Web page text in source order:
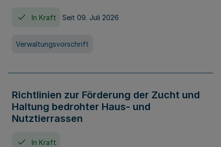
In Kraft Seit 09. Juli 2026
Verwaltungsvorschrift
Richtlinien zur Förderung der Zucht und
Haltung bedrohter Haus- und
Nutztierrassen
In Kraft